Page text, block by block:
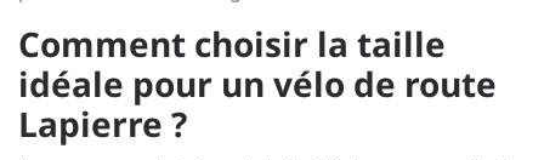
Comment choisir la taille
idéale pour un vélo de route
Lapierre ?